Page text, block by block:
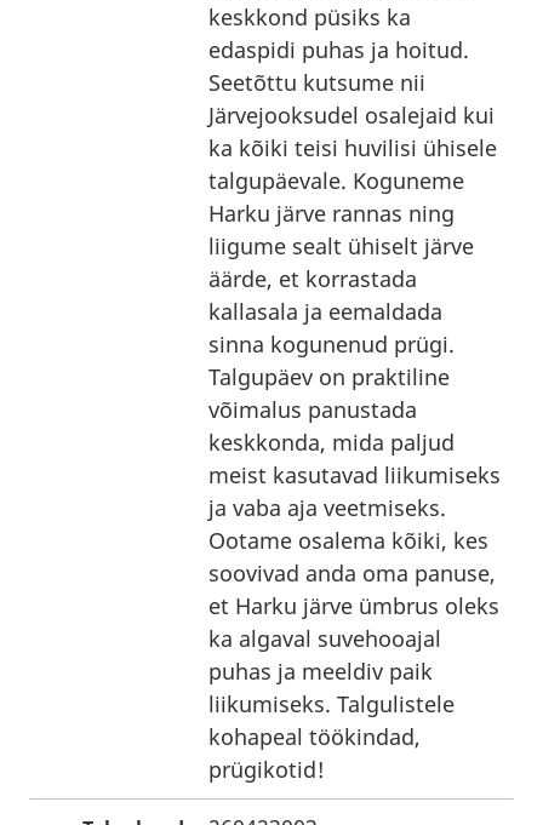
keskkond püsiks ka
edaspidi puhas ja hoitud.
Seetõttu kutsume nii
Järvejooksudel osalejaid kui
ka kõiki teisi huvilisi ühisele
talgupäevale. Koguneme
Harku järve rannas ning
liigume sealt ühiselt järve
äärde, et korrastada
kallasala ja eemaldada
sinna kogunenud prügi.
Talgupäev on praktiline
võimalus panustada
keskkonda, mida paljud
meist kasutavad liikumiseks
ja vaba aja veetmiseks.
Ootame osalema kõiki, kes
soovivad anda oma panuse,
et Harku järve ümbrus oleks
ka algaval suvehooajal
puhas ja meeldiv paik
liikumiseks. Talgulistele
kohapeal töökindad,
prügikotid!